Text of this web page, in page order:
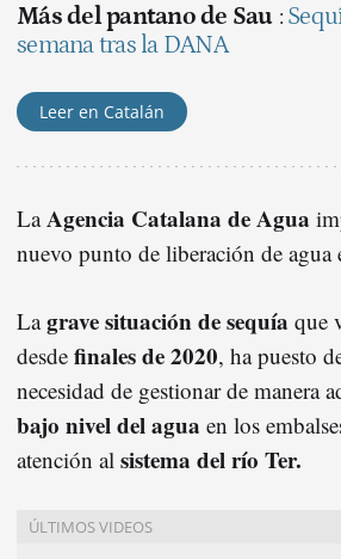
Más del pantano de Sau :
semana tras la DANA
Leer en Catalán
LaAgencia Catalana de Agua
nuevo punto de liberación de agua
Lagrave situación de sequía que
desde finales de 2020, ha puesto
necesidad de gestionar de manera
bajo nivel del agua en los
atención al sistema del río Ter.